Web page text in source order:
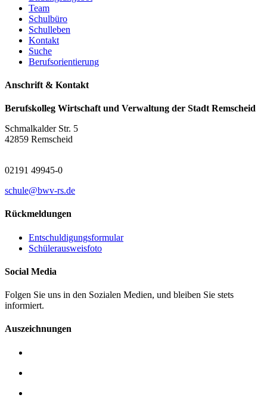
Team
Schulbüro
Schulleben
Kontakt
Suche
Berufsorientierung
Anschrift & Kontakt
Berufskolleg Wirtschaft und Verwaltung der Stadt Remscheid
Schmalkalder Str. 5
42859 Remscheid
02191 49945-0
schule@bwv-rs.de
Rückmeldungen
Entschuldigungsformular
Schülerausweisfoto
Social Media
Folgen Sie uns in den Sozialen Medien, und bleiben Sie stets
informiert.
Auszeichnungen